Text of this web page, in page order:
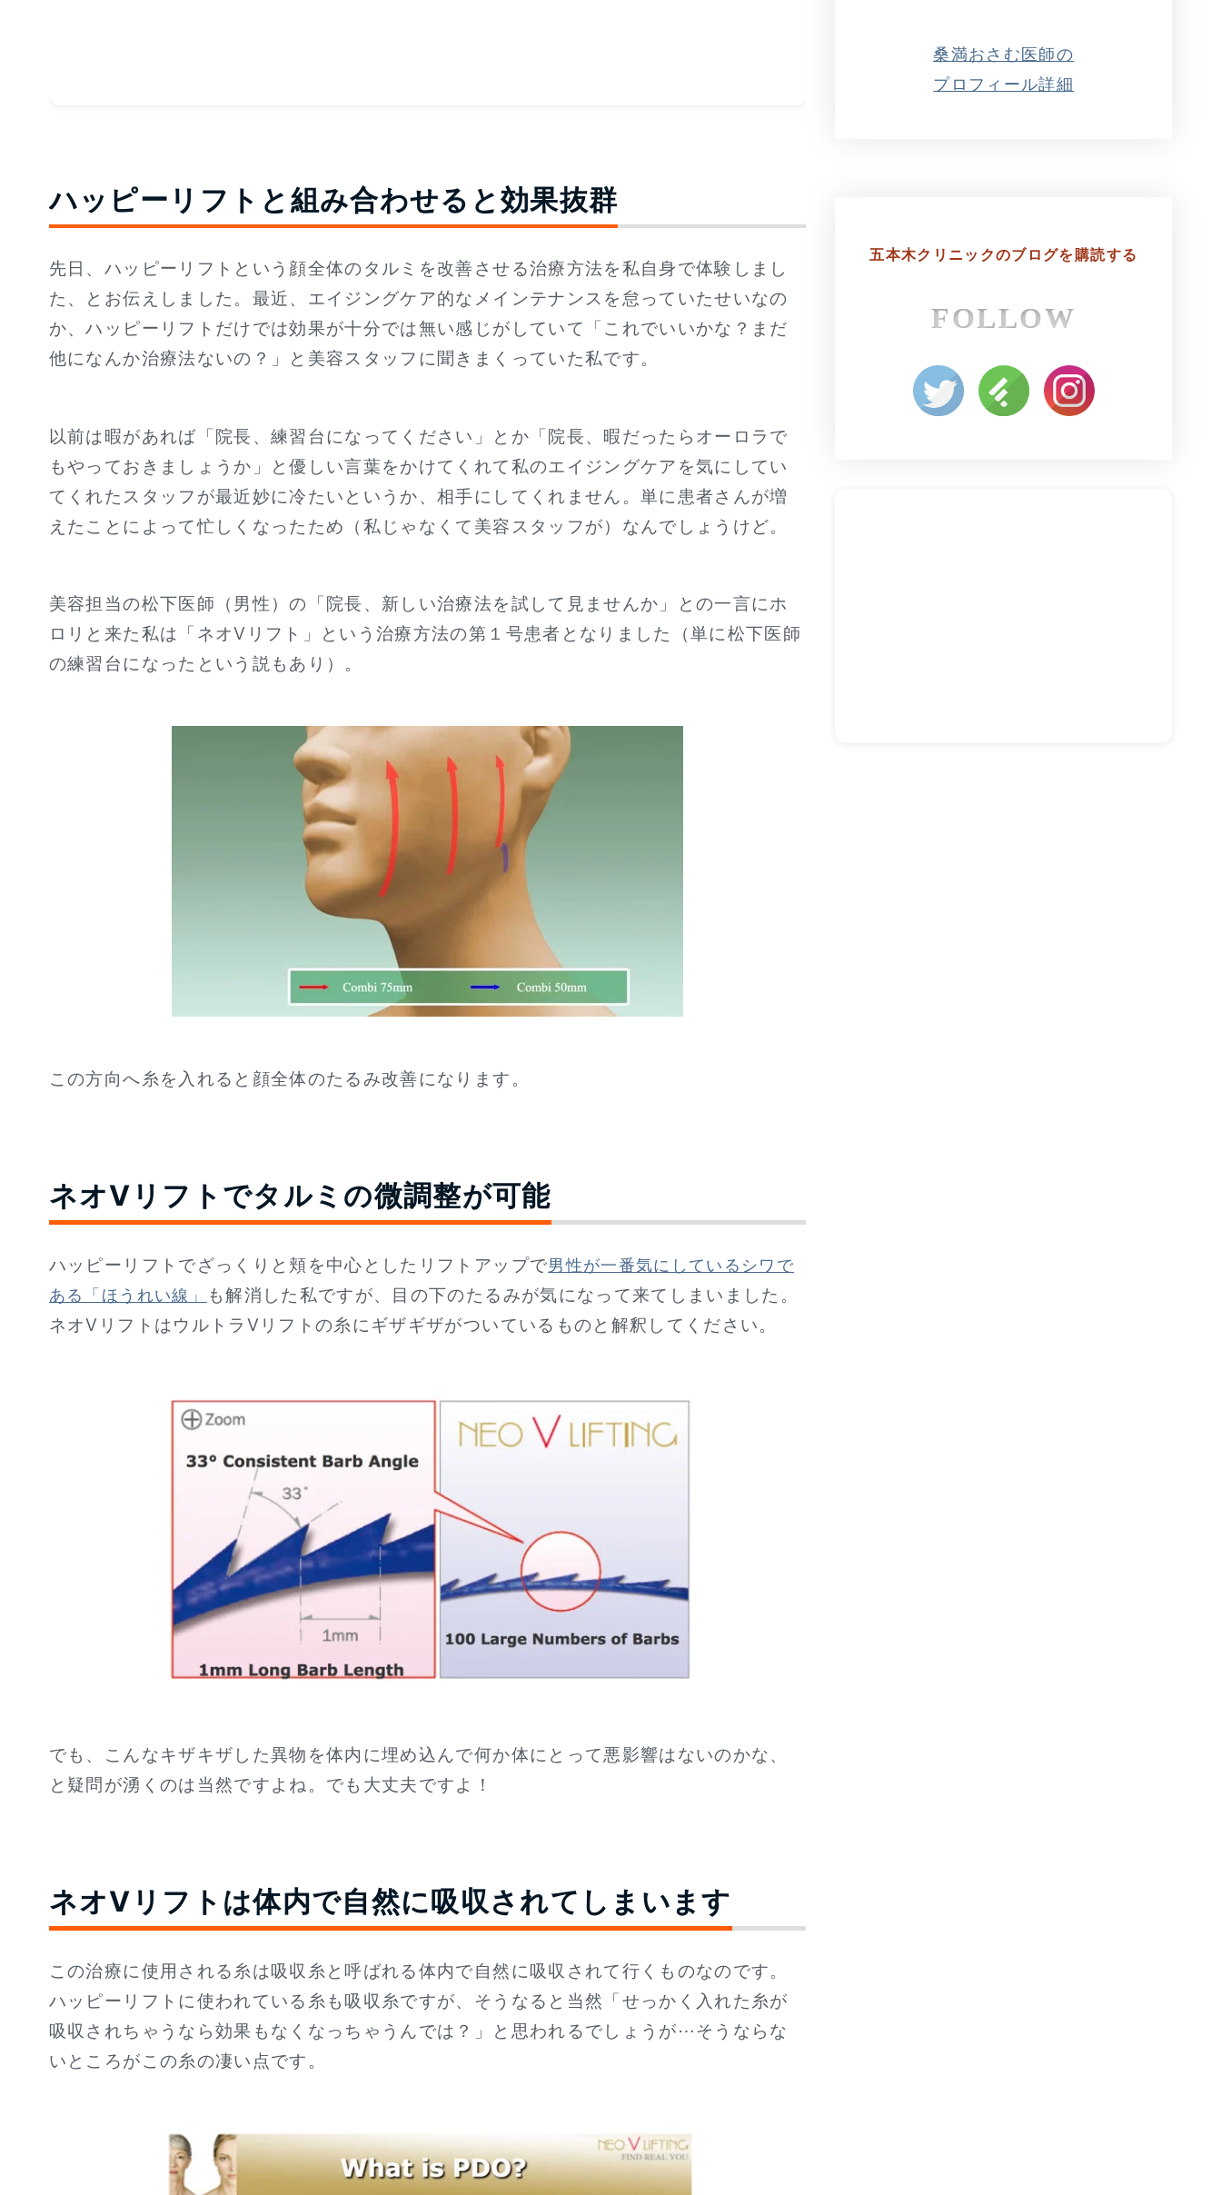
ハッピーリフトと組み合わせると効果抜群
先日、ハッピーリフトという顔全体のタルミを改善させる治療方法を私自身で体験しまし
た、とお伝えしました。最近、エイジングケア的なメインテナンスを怠っていたせいなの
か、ハッピーリフトだけでは効果が十分では無い感じがしていて「これでいいかな？まだ
他になんか治療法ないの？」と美容スタッフに聞きまくっていた私です。
以前は暇があれば「院長、練習台になってください」とか「院長、暇だったらオーロラで
もやっておきましょうか」と優しい言葉をかけてくれて私のエイジングケアを気にしてい
てくれたスタッフが最近妙に冷たいというか、相手にしてくれません。単に患者さんが増
えたことによって忙しくなったため（私じゃなくて美容スタッフが）なんでしょうけど。
美容担当の松下医師（男性）の「院長、新しい治療法を試して見ませんか」との一言にホ
ロリと来た私は「ネオVリフト」という治療方法の第１号患者となりました（単に松下医師
の練習台になったという説もあり）。
この方向へ糸を入れると顔全体のたるみ改善になります。
ネオVリフトでタルミの微調整が可能
ハッピーリフトでざっくりと頬を中心としたリフトアップで男性が一番気にしているシワで
ある「ほうれい線」
も解消した私ですが、目の下のたるみが気になって来てしまいました。
ネオVリフトはウルトラVリフトの糸にギザギザがついているものと解釈してください。
でも、こんなキザキザした異物を体内に埋め込んで何か体にとって悪影響はないのかな、
と疑問が湧くのは当然ですよね。でも大丈夫ですよ！
ネオVリフトは体内で自然に吸収されてしまいます
この治療に使用される糸は吸収糸と呼ばれる体内で自然に吸収されて行くものなのです。
ハッピーリフトに使われている糸も吸収糸ですが、そうなると当然「せっかく入れた糸が
吸収されちゃうなら効果もなくなっちゃうんでは？」と思われるでしょうが⋯そうならな
いところがこの糸の凄い点です。
桑満おさむ医師の
プロフィール詳細
五本木クリニックのブログを購読する
FOLLOW